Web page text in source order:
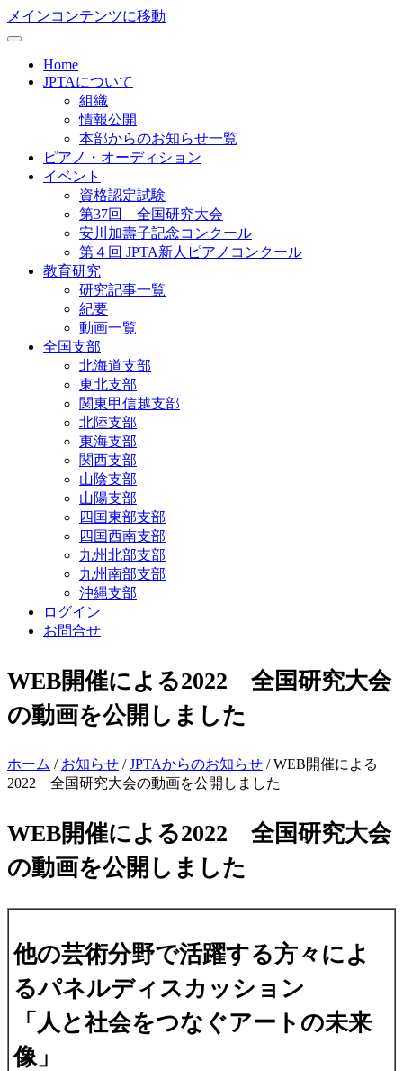
メインコンテンツに移動
Home
JPTAについて
組織
情報公開
本部からのお知らせ一覧
ピアノ・オーディション
イベント
資格認定試験
第37回 全国研究大会
安川加壽子記念コンクール
第４回 JPTA新人ピアノコンクール
教育研究
研究記事一覧
紀要
動画一覧
全国支部
北海道支部
東北支部
関東甲信越支部
北陸支部
東海支部
関西支部
山陰支部
山陽支部
四国東部支部
四国西南支部
九州北部支部
九州南部支部
沖縄支部
ログイン
お問合せ
WEB開催による2022 全国研究大会
の動画を公開しました
ホーム / お知らせ /JPTAからのお知らせ / WEB開催による
2022 全国研究大会の動画を公開しました
WEB開催による2022 全国研究大会
の動画を公開しました
他の芸術分野で活躍する方々によ
るパネルディスカッション
「人と社会をつなぐアートの未来
像」